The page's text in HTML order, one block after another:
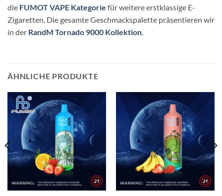
die FUMOT VAPE Kategorie für weitere erstklassige E-
Zigaretten. Die gesamte Geschmackspalette präsentieren wir
in der RandM Tornado 9000 Kollektion.
ÄHNLICHE PRODUKTE